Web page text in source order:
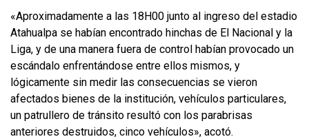
«Aproximadamente a las 18H00 junto al ingreso del estadio
Atahualpa se habían encontrado hinchas de El Nacional y la
Liga, y de una manera fuera de control habían provocado un
escándalo enfrentándose entre ellos mismos, y
lógicamente sin medir las consecuencias se vieron
afectados bienes de la institución, vehículos particulares,
un patrullero de tránsito resultó con los parabrisas
anteriores destruidos, cinco vehículos», acotó.